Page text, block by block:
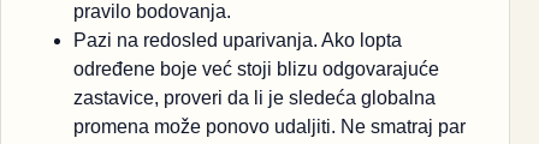
pravilo bodovanja.
Pazi na redosled uparivanja. Ako lopta
određene boje već stoji blizu odgovarajuće
zastavice, proveri da li je sledeća globalna
promena može ponovo udaljiti. Ne smatraj par